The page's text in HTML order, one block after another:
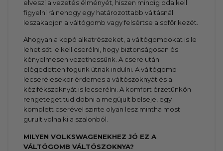
elveszi a vezetés élményét, hiszen mindig oda kell
figyelni rá nehogy egy határozottabb váltásnál
leszakadjon a váltógomb vagy felsértse a sofőr kezét.
Ahogyan a kopó alkatrészeket, a váltógombokat is le
lehet sőt le kell cserélni, hogy biztonságosan és
kényelmesen vezethessünk. A csere után
elégedetten fogunk útnak indulni. A váltógomb
lecserélesekor érdemes a váltószoknyát és a
kézifékszoknyát is lecserélni. A komfort érzetünkön
rengeteget tud dobni a megújult belseje, egy
komplett cserével szinte olyan lesz mintha most
gurult volna ki a szalonból.
MILYEN VOLKSWAGENEKHEZ JÓ EZ A
VÁLTÓGOMB VÁLTÓSZOKNYA?